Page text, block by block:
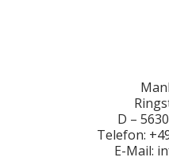
D –
Telefon:
E-Mail: